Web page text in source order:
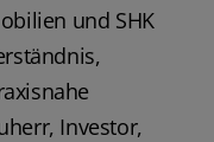
und SHK
Investor,